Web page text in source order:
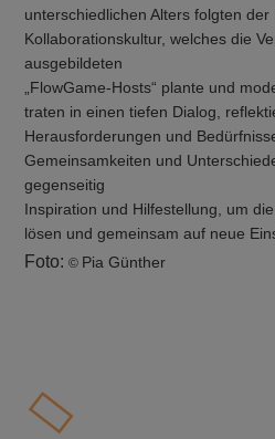
unterschiedlichen Alters folgten
Kollaborationskultur, welches die
ausgebildeten
„FlowGame-Hosts“ plante und
traten in einen tiefen Dialog,
Herausforderungen und
Gemeinsamkeiten und
gegenseitig
Inspiration und Hilfestellung, um
lösen und gemeinsam auf neue
Foto:© Pia Günther